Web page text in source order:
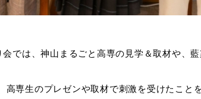
では、神山まるごと高専の見学＆取材や、
専生のプレゼンや取材で刺激を受けたこと